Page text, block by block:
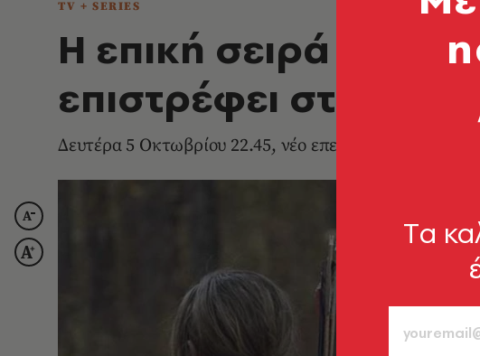
TV + SERIES
Η επική σειρά «The
επιστρέφει στο FOX
Δευτέρα 5 Οκτωβρίου 22.45, νέο επεισόδιο «A Certain
Tα